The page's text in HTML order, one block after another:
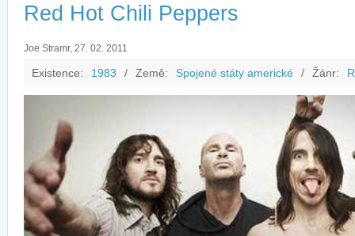
Red Hot Chili Peppers
Joe Stramr, 27. 02. 2011
Existence: 1983 / Země: Spojené státy americké / Žánr: